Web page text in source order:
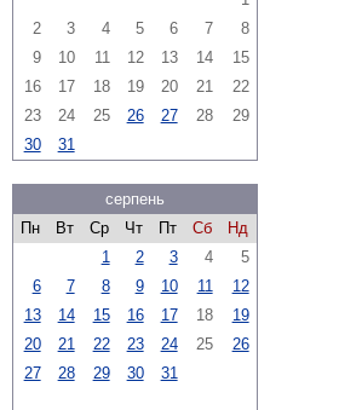
2
3 4 5 6 7
8
9
10 11 12 13 14
15
16
17 18 19 20 21
22
23
24 25 26 27 28
29
30
31
серпень
Пн
Вт Ср Чт Пт Сб
Нд
1
2 3 4
5
6
7 8 9 10 11
12
13
14 15 16 17 18
19
20
21 22 23 24 25
26
27
28 29 30 31